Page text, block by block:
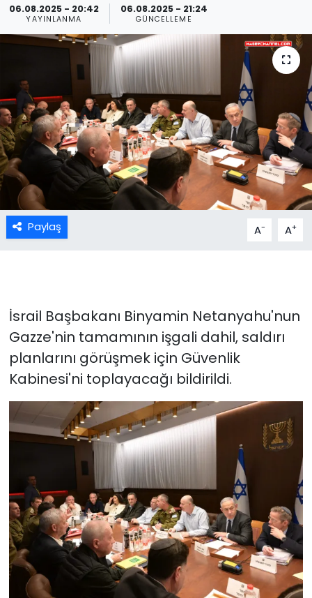
06.08.2025 - 20:42
YAYINLANMA
06.08.2025 - 21:24
GÜNCELLEME
Paylaş A- A+
İsrail Başbakanı Binyamin Netanyahu'nun
Gazze'nin tamamının işgali dahil, saldırı
planlarını görüşmek için Güvenlik
Kabinesi'ni toplayacağı bildirildi.